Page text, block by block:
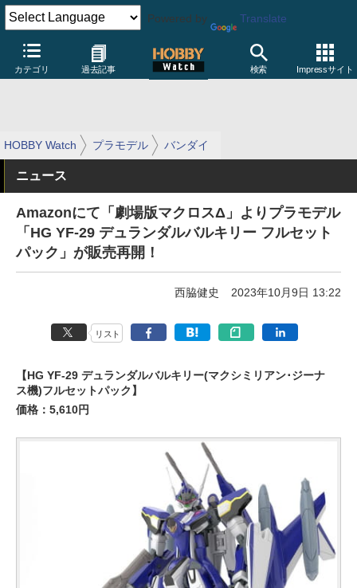
Powered by Translate
カテゴリ 過去記事 検索 Impressサイト
HOBBY Watch プラモデル バンダイ
ニュース
Amazonにて「劇場版マクロスΔ」よりプラモデル
「HG YF-29 デュランダルバルキリー フルセット
パック」が販売再開！
西脇健史 2023年10月9日 13:22
リスト
【HG YF-29 デュランダルバルキリー(マクシミリアン･ジーナ
ス機)フルセットパック】
価格：5,610円